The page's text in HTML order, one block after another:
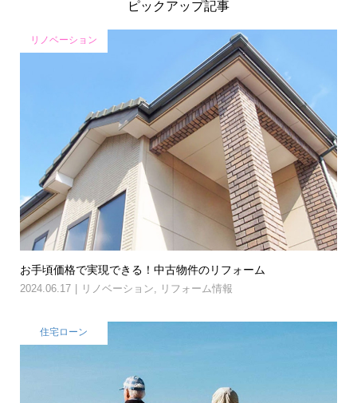
ピックアップ記事
リノベーション
お手頃価格で実現できる！中古物件のリフォーム
2024.06.17 リノベーション, リフォーム情報
住宅ローン